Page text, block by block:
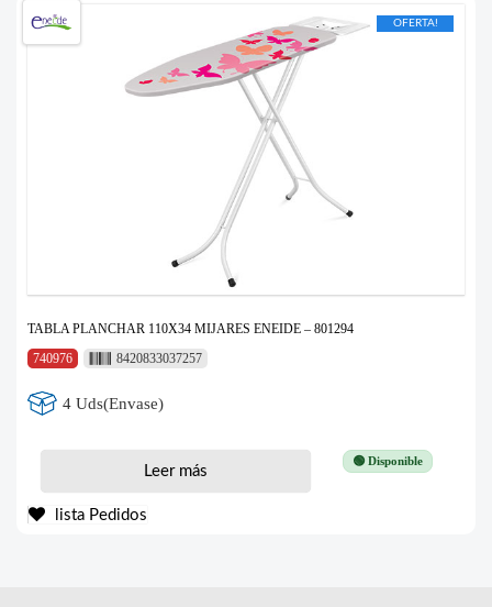
OFERTA!
TABLA PLANCHAR 110X34 MIJARES ENEIDE – 801294
740976
8420833037257
4 Uds(Envase)
🟢 Disponible
Leer más
lista Pedidos